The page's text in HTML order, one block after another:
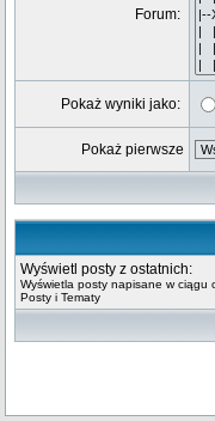
Forum:
Pokaż wyniki jako:
Pokaż pierwsze
Wyświetl posty z ostatnich:
Wyświetla posty napisane w ciągu
Posty i Tematy